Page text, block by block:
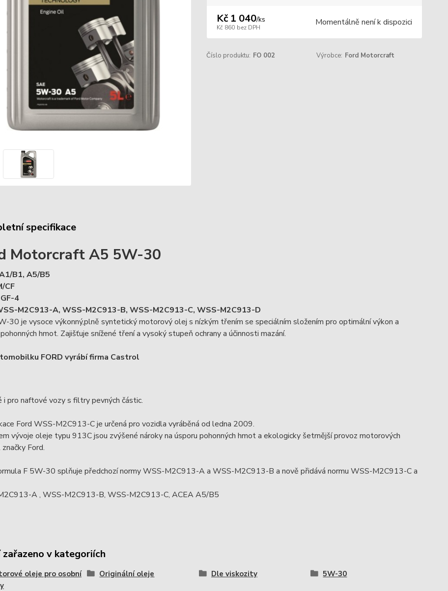
Kč 1 040/ks
Kč 860 bez DPH Momentálně není k dispozici
Číslo produktu: FO 002 Výrobce: Ford Motorcraft
specifikace
Motorcraft A5 5W-30
B1, A5/B5
CF
4
M2C913-A, WSS-M2C913-B, WSS-M2C913-C, WSS-M2C913-D
30 je vysoce výkonný,plně syntetický motorový olej s nízkým třením se speciálním složením pro optimální výkon a
hmot. Zajišťuje snížené tření a vysoký stupeň ochrany a účinnosti mazání.
FORD vyrábí firma Castrol
i pro naftové vozy s filtry pevných částic.
Ford WSS-M2C913-C je určená pro vozidla vyráběná od ledna 2009.
vývoje oleje typu 913C jsou zvýšené nároky na úsporu pohonných hmot a ekologicky šetrnější provoz motorových
Ford.
F 5W-30 splňuje předchozí normy WSS-M2C913-A a WSS-M2C913-B a nově přidává normu WSS-M2C913-C a
A , WSS-M2C913-B, WSS-M2C913-C, ACEA A5/B5
zařazeno v kategoriích
oleje pro osobní
Originální oleje Dle viskozity 5W-30